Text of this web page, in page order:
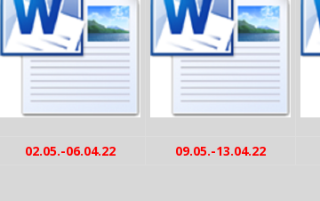
02.05.-06.04.22 09.05.-13.04.22